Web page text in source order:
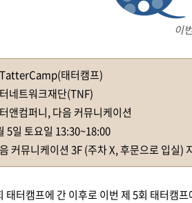
이
태터캠프)
네트워크재단(TNF)
앤컴퍼니, 다음 커뮤니케이션
5일 토요일 13:30~18:00
커뮤니케이션 3F (주차 X, 후문으로 입실)
태터캠프에 간 이후로 이번 제 5회 태터캠